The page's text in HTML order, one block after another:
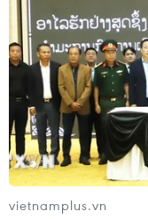
#Chủ tịch Hạ viện Mỹ
#Thời kỳ hậu Brexit
#Vùng Bắc Ireland
vietnamplus.vn